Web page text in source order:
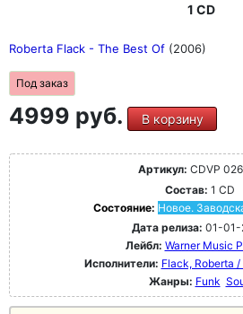
1 CD
Roberta Flack - The Best Of (2006)
Под заказ
4999 руб. В корзину
Артикул: CDVP
Состав: 1 CD
Состояние: Новое.
Дата релиза: 01-
Лейбл: Warner Music
Исполнители: Flack, Roberta
Жанры: Funk